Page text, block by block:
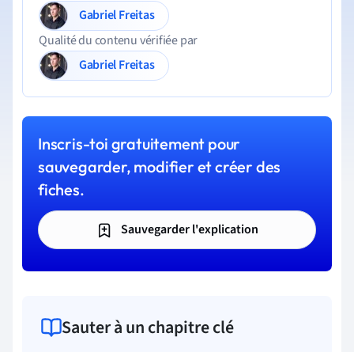
Gabriel Freitas
Qualité du contenu vérifiée par
Gabriel Freitas
Inscris-toi gratuitement pour
sauvegarder, modifier et créer des
fiches.
Sauvegarder l'explication
Sauter à un chapitre clé